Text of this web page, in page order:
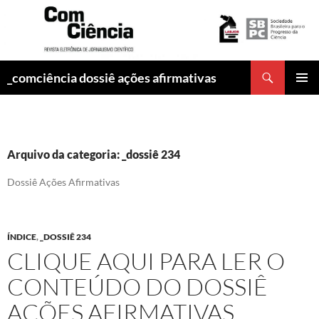
_comciência dossiê ações afirmativas
Arquivo da categoria: _dossiê 234
Dossiê Ações Afirmativas
ÍNDICE, _DOSSIÊ 234
CLIQUE AQUI PARA LER O
CONTEÚDO DO DOSSIÊ
AÇÕES AFIRMATIVAS